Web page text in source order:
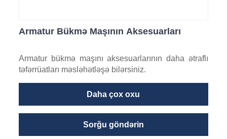
Armatur Bükmə Maşının Aksesuarları
Armatur bükmə maşını aksesuarlarının daha ətraflı
təfərrüatları məsləhətləşə bilərsiniz.
Daha çox oxu
Sorğu göndərin